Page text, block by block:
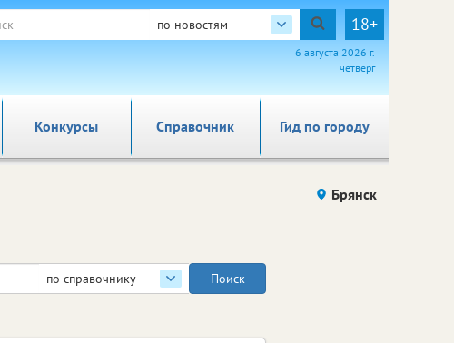
по новостям 18+
6 августа 2026 г.
четверг
Справочник Гид по городу
Конкурсы
Брянск
по справочнику